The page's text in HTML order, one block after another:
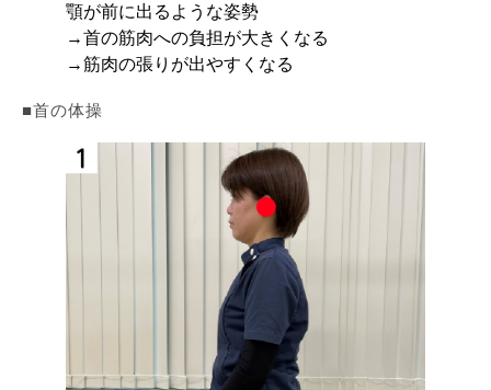
顎が前に出るような姿勢
→首の筋肉への負担が大きくなる
→筋肉の張りが出やすくなる
■首の体操